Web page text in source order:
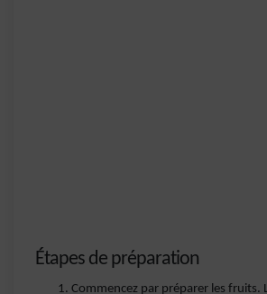
Étapes de préparation
Commencez par préparer les fruits.